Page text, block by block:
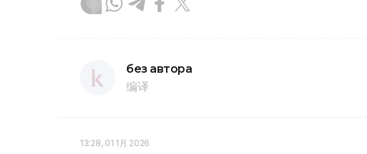
без автора
编译
13:28, 01 1月 2026